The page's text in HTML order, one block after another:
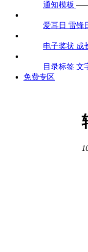
通知模板
爱耳日 雷锋
电子奖状 成
目录标签 文
免费专区